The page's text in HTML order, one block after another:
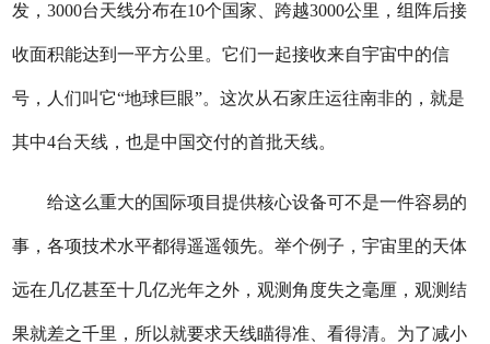
发，3000台天线分布在10个国家、跨越3000公里，组阵后接
收面积能达到一平方公里。它们一起接收来自宇宙中的信
号，人们叫它“地球巨眼”。这次从石家庄运往南非的，就是
其中4台天线，也是中国交付的首批天线。
给这么重大的国际项目提供核心设备可不是一件容易的
事，各项技术水平都得遥遥领先。举个例子，宇宙里的天体
远在几亿甚至十几亿光年之外，观测角度失之毫厘，观测结
果就差之千里，所以就要求天线瞄得准、看得清。为了减小